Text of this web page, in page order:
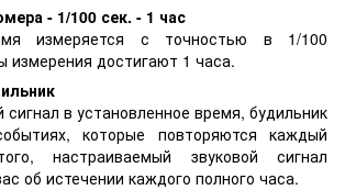
- 1/100 сек. - 1 час
измеряется с точностью в 1/100
измерения достигают 1 часа.
сигнал в установленное время, будильник
которые повторяются каждый
настраиваемый звуковой сигнал
об истечении каждого полного часа.